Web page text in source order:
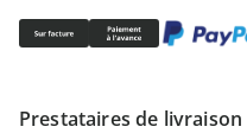
Prestataires de livraison